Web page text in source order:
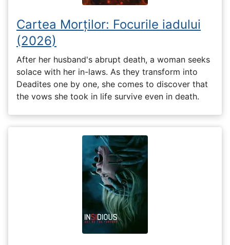
Cartea Morților: Focurile iadului
(2026)
After her husband's abrupt death, a woman seeks
solace with her in-laws. As they transform into
Deadites one by one, she comes to discover that
the vows she took in life survive even in death.